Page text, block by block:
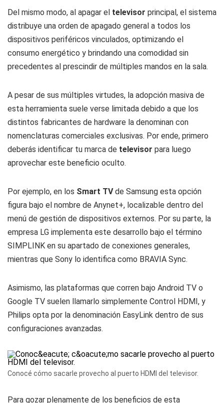
Del mismo modo, al apagar el televisor principal, el sistema
distribuye una orden de apagado general a todos los
dispositivos periféricos vinculados, optimizando el
consumo energético y brindando una comodidad sin
precedentes al prescindir de múltiples mandos en la sala.
A pesar de sus múltiples virtudes, la adopción masiva de
esta herramienta suele verse limitada debido a que los
distintos fabricantes de hardware la denominan con
nomenclaturas comerciales exclusivas. Por ende, primero
deberás identificar tu marca de televisor para luego
aprovechar este beneficio oculto.
Por ejemplo, en los Smart TVde Samsung esta opción
figura bajo el nombre de Anynet+, localizable dentro del
menú de gestión de dispositivos externos. Por su parte, la
empresa LG implementa este desarrollo bajo el término
SIMPLINK en su apartado de conexiones generales,
mientras que Sony lo identifica como BRAVIA Sync.
Asimismo, las plataformas que corren bajo Android TV o
Google TV suelen llamarlo simplemente Control HDMI, y
Philips opta por la denominación EasyLink dentro de sus
configuraciones avanzadas.
Conocé cómo sacarle provecho al puerto HDMI del televisor.
Para gozar plenamente de los beneficios de esta